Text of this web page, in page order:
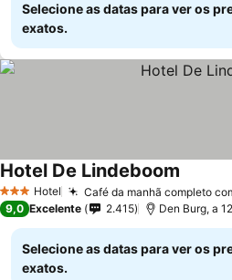
Selecione as datas para ver os
exatos.
3 EstrelasHotel Café da manhã completo
Hotel De Lindeboom
9,0 Excelente 2.415 Den Burg, a
Selecione as datas para ver os
exatos.